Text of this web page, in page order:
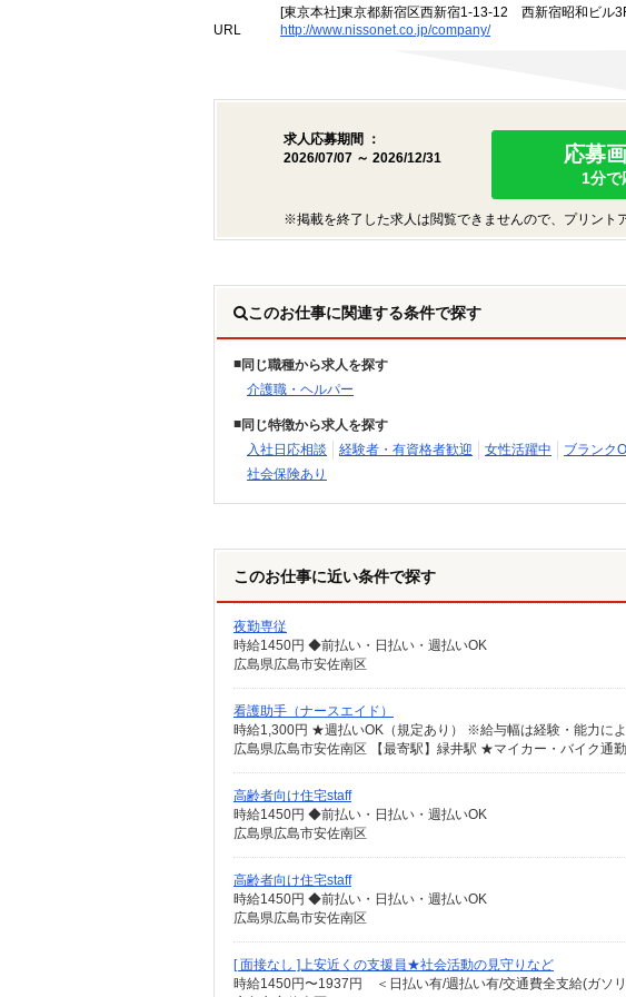
[東京本社]東京都新宿区西新宿1-13-12 西新宿昭和ビル
URL
http://www.nissonet.co.jp/company/
求人応募期間 ：
2026/07/07 ～ 2026/12/31
応募
1分
※掲載を終了した求人は閲覧できませんので、プリント
このお仕事に関連する条件で探す
同じ職種から求人を探す
介護職・ヘルパー
同じ特徴から求人を探す
入社日応相談
経験者・有資格者歓迎 女性活躍中 ブランク
社会保険あり
このお仕事に近い条件で探す
夜勤専従
時給1450円 ◆前払い・日払い・週払いOK
広島県広島市安佐南区
看護助手（ナースエイド）
時給1,300円 ★週払いOK（規定あり） ※給与幅は経験・能力に
広島県広島市安佐南区 【最寄駅】緑井駅 ★マイカー・バイク通勤
高齢者向け住宅staff
時給1450円 ◆前払い・日払い・週払いOK
広島県広島市安佐南区
高齢者向け住宅staff
時給1450円 ◆前払い・日払い・週払いOK
広島県広島市安佐南区
[ 面接なし ]上安近くの支援員★社会活動の見守りなど
時給1450円〜1937円 ＜日払い有/週払い有/交通費全支給(ガソ